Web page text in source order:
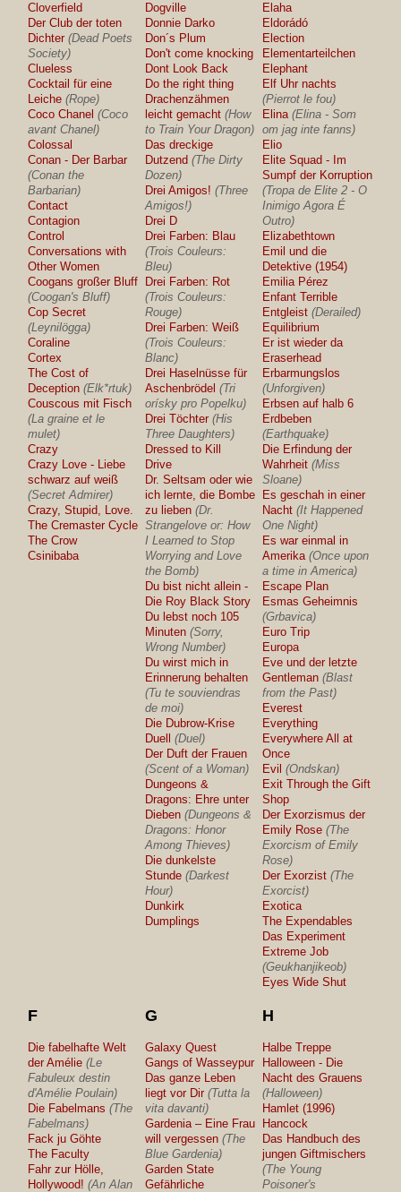
Cloverfield
Der Club der toten
Dichter (Dead Poets
Society)
Clueless
Cocktail für eine
Leiche (Rope)
Coco Chanel (Coco
avant Chanel)
Colossal
Conan - Der Barbar
(Conan the
Barbarian)
Contact
Contagion
Control
Conversations with
Other Women
Coogans großer Bluff
(Coogan's Bluff)
Cop Secret
(Leynilögga)
Coraline
Cortex
The Cost of
Deception (Elk*rtuk)
Couscous mit Fisch
(La graine et le
mulet)
Crazy
Crazy Love - Liebe
schwarz auf weiß
(Secret Admirer)
Crazy, Stupid, Love.
The Cremaster Cycle
The Crow
Csinibaba
Dogville
Donnie Darko
Don´s Plum
Don't come knocking
Dont Look Back
Do the right thing
Drachenzähmen
leicht gemacht (How
to Train Your Dragon)
Das dreckige
Dutzend (The Dirty
Dozen)
Drei Amigos! (Three
Amigos!)
Drei D
Drei Farben: Blau
(Trois Couleurs:
Bleu)
Drei Farben: Rot
(Trois Couleurs:
Rouge)
Drei Farben: Weiß
(Trois Couleurs:
Blanc)
Drei Haselnüsse für
Aschenbrödel (Tri
orísky pro Popelku)
Drei Töchter (His
Three Daughters)
Dressed to Kill
Drive
Dr. Seltsam oder wie
ich lernte, die Bombe
zu lieben (Dr.
Strangelove or: How
I Learned to Stop
Worrying and Love
the Bomb)
Du bist nicht allein -
Die Roy Black Story
Du lebst noch 105
Minuten (Sorry,
Wrong Number)
Du wirst mich in
Erinnerung behalten
(Tu te souviendras
de moi)
Die Dubrow-Krise
Duell
(Duel)
Der Duft der Frauen
(Scent of a Woman)
Dungeons &
Dragons: Ehre unter
Dieben (Dungeons &
Dragons: Honor
Among Thieves)
Die dunkelste
Stunde (Darkest
Hour)
Dunkirk
Dumplings
Elaha
Eldorádó
Election
Elementarteilchen
Elephant
Elf Uhr nachts
(Pierrot le fou)
Elina (Elina - Som
om jag inte fanns)
Elio
Elite Squad - Im
Sumpf der Korruption
(Tropa de Elite 2 - O
Inimigo Agora É
Outro)
Elizabethtown
Emil und die
Detektive (1954)
Emilia Pérez
Enfant Terrible
Entgleist (Derailed)
Equilibrium
Er ist wieder da
Eraserhead
Erbarmungslos
(Unforgiven)
Erbsen auf halb 6
Erdbeben
(Earthquake)
Die Erfindung der
Wahrheit (Miss
Sloane)
Es geschah in einer
Nacht (It Happened
One Night)
Es war einmal in
Amerika (Once upon
a time in America)
Escape Plan
Esmas Geheimnis
(Grbavica)
Euro Trip
Europa
Eve und der letzte
Gentleman (Blast
from the Past)
Everest
Everything
Everywhere All at
Once
Evil (Ondskan)
Exit Through the Gift
Shop
Der Exorzismus der
Emily Rose (The
Exorcism of Emily
Rose)
Der Exorzist (The
Exorcist)
Exotica
The Expendables
Das Experiment
Extreme Job
(Geukhanjikeob)
Eyes Wide Shut
F
Die fabelhafte Welt
der Amélie (Le
Fabuleux destin
d'Amélie Poulain)
Die Fabelmans (The
Fabelmans)
Fack ju Göhte
The Faculty
Fahr zur Hölle,
Hollywood! (An Alan
G
Galaxy Quest
Gangs of Wasseypur
Das ganze Leben
liegt vor Dir (Tutta la
vita davanti)
Gardenia – Eine Frau
will vergessen (The
Blue Gardenia)
Garden State
Gefährliche
H
Halbe Treppe
Halloween - Die
Nacht des Grauens
(Halloween)
Hamlet (1996)
Hancock
Das Handbuch des
jungen Giftmischers
(The Young
Poisoner's